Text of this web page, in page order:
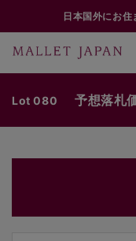
日本国外にお
Lot 080 予想落札